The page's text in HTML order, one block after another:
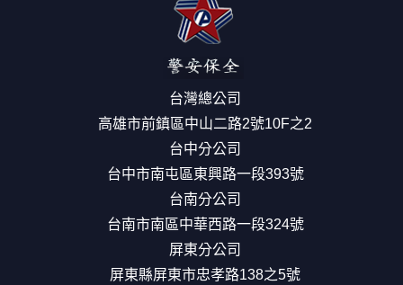
台灣總公司
高雄市前鎮區中山二路2號10F之2
台中分公司
台中市南屯區東興路一段393號
台南分公司
台南市南區中華西路一段324號
屏東分公司
屏東縣屏東市忠孝路138之5號